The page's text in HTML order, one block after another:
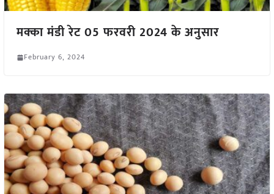
मक्का मंडी रेट 05 फरवरी 2024 के अनुसार
February 6, 2024